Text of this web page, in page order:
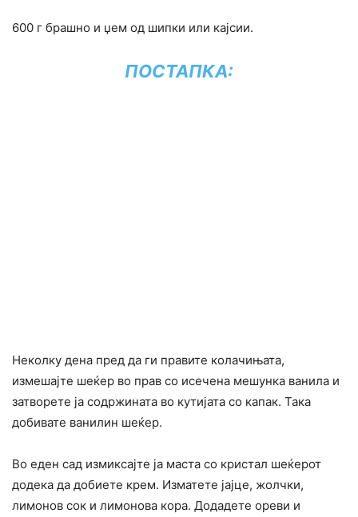
600 г брашно и џем од шипки или кајсии.
ПОСТАПКА:
Неколку дена пред да ги правите колачињата,
измешајте шеќер во прав со исечена мешунка ванила и
затворете ја содржината во кутијата со капак. Така
добивате ванилин шеќер.
Во еден сад измиксајте ја маста со кристал шеќерот
додека да добиете крем. Изматете јајце, жолчки,
лимонов сок и лимонова кора. Додадете ореви и